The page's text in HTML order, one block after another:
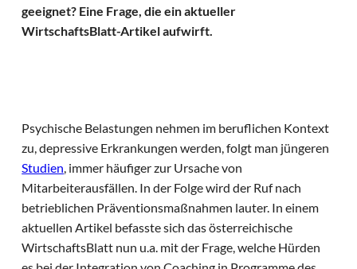
geeignet? Eine Frage, die ein aktueller
WirtschaftsBlatt-Artikel aufwirft.
Psychische Belastungen nehmen im beruflichen Kontext
zu, depressive Erkrankungen werden, folgt man jüngeren
Studien, immer häufiger zur Ursache von
Mitarbeiterausfällen. In der Folge wird der Ruf nach
betrieblichen Präventionsmaßnahmen lauter. In einem
aktuellen Artikel befasste sich das österreichische
WirtschaftsBlatt nun u.a. mit der Frage, welche Hürden